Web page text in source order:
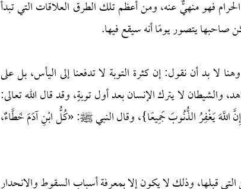
فهو منهيٌّ عنه، ومن أعظم تلك الطرق العلاقات التي تبدأ
صاحبها يتصور يومًا أنه سيقع فيها.
بد أن نقول: إن كثرة التوبة لا تدفعنا إلى اليأس، بل على
والشيطان لا يترك الإنسان بعد أول توبةٍ، وقد قال الله تعالى:
اللَّهَ يَغْفِرُ الذُّنُوبَ جَمِيعًا}، وقال النبي ﷺ: «كُلُّ ابْنِ آدَمَ خَطَّاءٌ،
قبلها، وذلك لا يكون إلا بمعرفة أسباب السقوط والانحدار